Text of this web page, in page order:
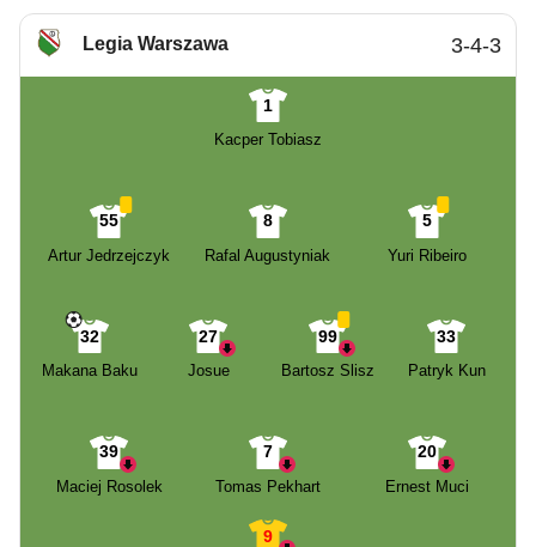
Legia Warszawa 3-4-3
1
Kacper Tobiasz
55
Artur Jedrzejczyk
8
Rafal Augustyniak
5
Yuri Ribeiro
32
Makana Baku
27
Josue
99
Bartosz Slisz
33
Patryk Kun
39
Maciej Rosolek
7
Tomas Pekhart
20
Ernest Muci
9